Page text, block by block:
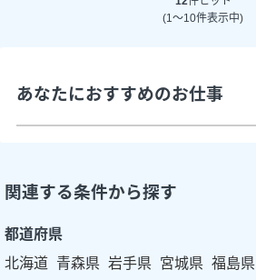
(1～10件表示中)
あなたにおすすめのお仕事
関連する条件から探す
都道府県
北海道 青森県 岩手県 宮城県 福島県